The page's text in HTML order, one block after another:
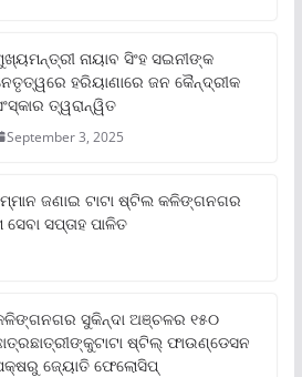
ନାୟାବ ସିଂହ ସଇନୀଙ୍କ
ହରିୟାଣାରେ ଜନ କୈନ୍ଦ୍ରୀକ
ତ୍ୱରାନ୍ୱିତ
September 3, 2025
ଜଣାଇ ଟାଟା ଷ୍ଟିଲ କଳିଙ୍ଗନଗର
ସପ୍ତାହ ପାଳିତ
ସୁକିନ୍ଦା ଅଞ୍ଚଳର ୧୫୦
ଷ୍ଟିଲ୍ ଫାଉଣ୍ଡେସନ
ଜ୍ୟୋତି ଫେଲୋସିପ୍‌